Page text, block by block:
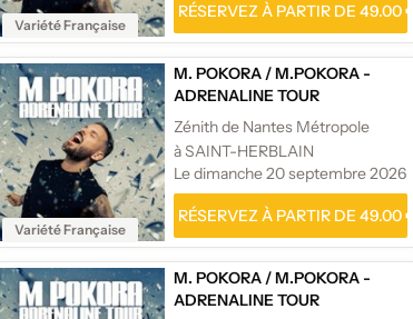
Variété Française
RÉSERVEZ À PARTIR DE 49.00
Variété Française
M. POKORA /M.POKORA -
ADRENALINE TOUR
Zénith de Nantes Métropole
à SAINT-HERBLAIN
Le dimanche 20 septembre 2026
RÉSERVEZ À PARTIR DE 49.00
M. POKORA /M.POKORA -
ADRENALINE TOUR